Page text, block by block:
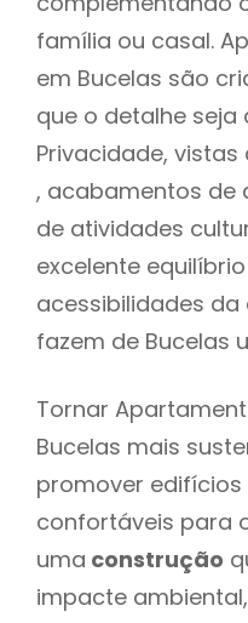
família ou casal.
em Bucelas são
que o detalhe seja
Privacidade,
, acabamentos de
de atividades
excelente
acessibilidades da
fazem de Bucelas
Tornar
Bucelas mais
promover
confortáveis para
uma construção
impacte